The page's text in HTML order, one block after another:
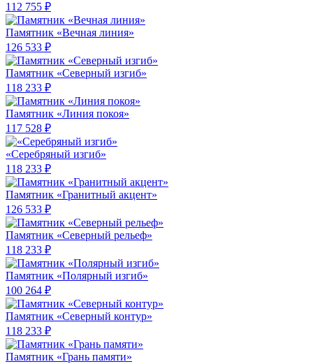
112 755 ₽
Памятник «Вечная линия»
126 533 ₽
Памятник «Северный изгиб»
118 233 ₽
Памятник «Линия покоя»
117 528 ₽
«Серебряный изгиб»
118 233 ₽
Памятник «Гранитный акцент»
126 533 ₽
Памятник «Северный рельеф»
118 233 ₽
Памятник «Полярный изгиб»
100 264 ₽
Памятник «Северный контур»
118 233 ₽
Памятник «Грань памяти»